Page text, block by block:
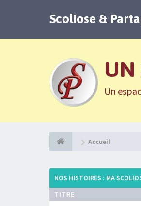
Scoliose &
UN
Un
Accueil
NOS HISTOIRES : MA
TITRE